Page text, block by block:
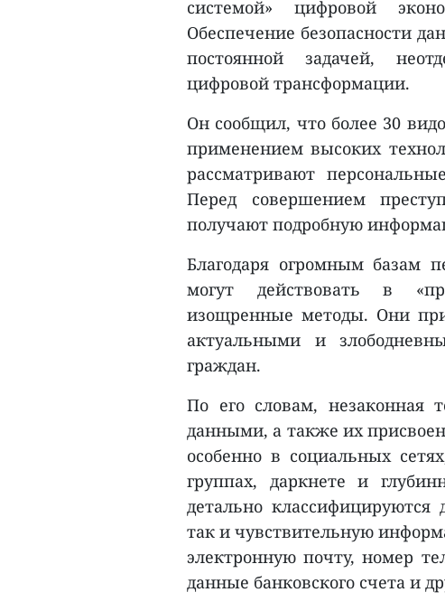
системой» цифровой
Обеспечение безопасности
постоянной задачей,
цифровой трансформации.
Он сообщил, что более 30
применением высоких
рассматривают
Перед совершением
получают подробную
Благодаря огромным базам
могут действовать в
изощренные методы. Они
актуальными и
граждан.
По его словам, незаконная
данными, а также их
особенно в социальных
группах, даркнете и
детально
так и чувствительную
электронную почту, номер
данные банковского счета и